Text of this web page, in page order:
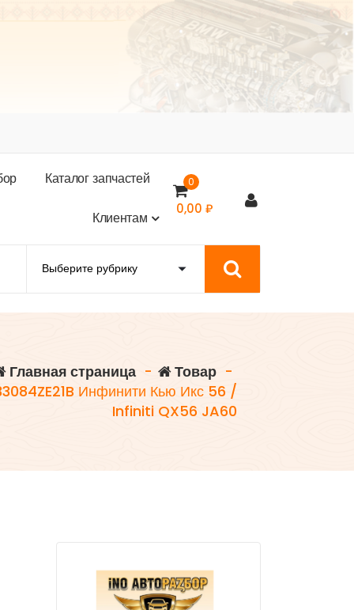
ор Каталогзапчастей
Клиентам
0
0,00 ₽
Главная страница - Товар -
Инфинити Кью Икс 56 /
Infiniti QX56 JA60